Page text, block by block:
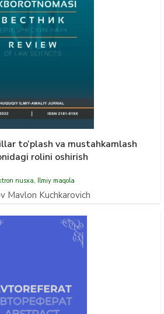
to‘plash va mustahkamlash
rolini oshirish
nusxa, Ilmiy maqola
Mavlon Kuchkarovich